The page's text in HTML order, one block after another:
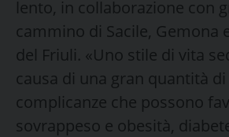
lento, in collaborazione con
cammino di Sacile, Gemona
del Friuli. «Uno stile di vita
causa di una gran quantità
complicanze che possono
sovrappeso e obesità,